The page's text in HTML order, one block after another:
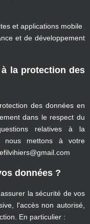
et applications mobile
et de développement
à la protection des
des données en
dans le respect du
relatives à la
nous mettons à votre
données ?
la sécurité de vos
l'accès non autorisé,
En particulier :